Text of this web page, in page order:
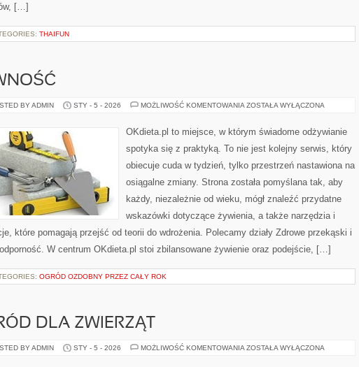
[…]
THAIFUN
BY ADMIN STY - 5 - 2026 MOŻLIWOŚĆ KOMENTOWANIA ŻYWNOŚĆ
ZOSTAŁA WYŁĄCZONA
OKdieta.pl to miejsce, w którym świadome odżywianie
spotyka się z praktyką. To nie jest kolejny serwis, który
obiecuje cuda w tydzień, tylko przestrzeń nastawiona na
osiągalne zmiany. Strona została pomyślana tak, aby
każdy, niezależnie od wieku, mógł znaleźć przydatne
wskazówki dotyczące żywienia, a także narzędzia i
które pomagają przejść od teorii do wdrożenia. Polecamy działy Zdrowe przekąski i
W centrum OKdieta.pl stoi zbilansowane żywienie oraz podejście, […]
OGRÓD OZDOBNY PRZEZ CAŁY ROK
DLA ZWIERZĄT
BY ADMIN STY - 5 - 2026 MOŻLIWOŚĆ KOMENTOWANIA OGRÓD
ZOSTAŁA WYŁĄCZONA